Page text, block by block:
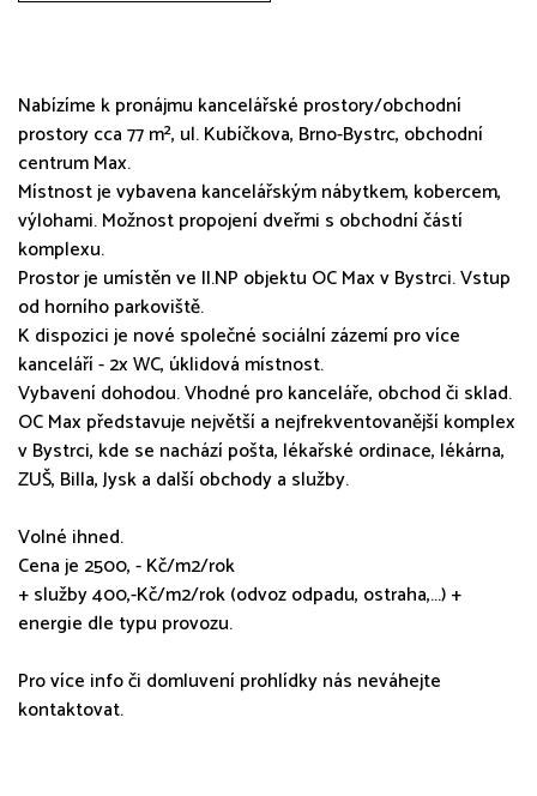
Nabízíme k pronájmu kancelářské prostory/obchodní
prostory cca 77 m², ul. Kubíčkova, Brno-Bystrc, obchodní
centrum Max.
Místnost je vybavena kancelářským nábytkem, kobercem,
výlohami. Možnost propojení dveřmi s obchodní částí
komplexu.
Prostor je umístěn ve II.NP objektu OC Max v Bystrci. Vstup
od horního parkoviště.
K dispozici je nové společné sociální zázemí pro více
kanceláří - 2x WC, úklidová místnost.
Vybavení dohodou. Vhodné pro kanceláře, obchod či sklad.
OC Max představuje největší a nejfrekventovanější komplex
v Bystrci, kde se nachází pošta, lékařské ordinace, lékárna,
ZUŠ, Billa, Jysk a další obchody a služby.
Volné ihned.
Cena je 2500, - Kč/m2/rok
+ služby 400,-Kč/m2/rok (odvoz odpadu, ostraha,...) +
energie dle typu provozu.
Pro více info či domluvení prohlídky nás neváhejte
kontaktovat.